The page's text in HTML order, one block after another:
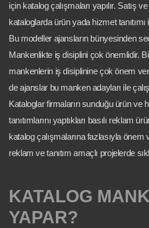
için katalog çalışmaları yapılır. Satış
kataloglarda ürün yada hizmet
Bu modeller ajansların bünyesinden
Mankenlikte iş disiplini çok önemlidir.
mankenlerin iş disiplinine çok önem
de ajanslar bu manken adayları ile
Kataloglar firmaların sunduğu ürün ve
tanıtımlarını yaptıkları basılı reklam
katalog çalışmalarına fazlasıyla önem
reklam ve tanıtım amaçlı projelerde
KATALOG
YAPAR?